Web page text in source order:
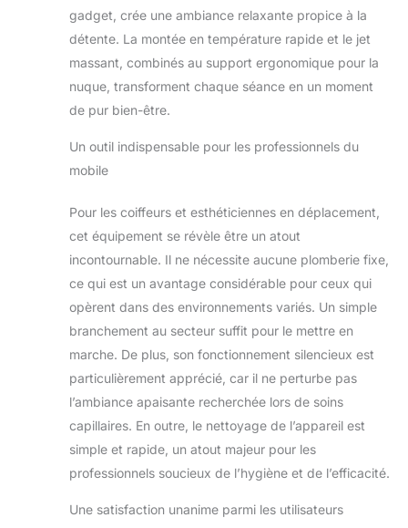
gadget, crée une ambiance relaxante propice à la
détente. La montée en température rapide et le jet
massant, combinés au support ergonomique pour la
nuque, transforment chaque séance en un moment
de pur bien-être.
Un outil indispensable pour les professionnels du
mobile
Pour les coiffeurs et esthéticiennes en déplacement,
cet équipement se révèle être un atout
incontournable. Il ne nécessite aucune plomberie fixe,
ce qui est un avantage considérable pour ceux qui
opèrent dans des environnements variés. Un simple
branchement au secteur suffit pour le mettre en
marche. De plus, son fonctionnement silencieux est
particulièrement apprécié, car il ne perturbe pas
l’ambiance apaisante recherchée lors de soins
capillaires. En outre, le nettoyage de l’appareil est
simple et rapide, un atout majeur pour les
professionnels soucieux de l’hygiène et de l’efficacité.
Une satisfaction unanime parmi les utilisateurs